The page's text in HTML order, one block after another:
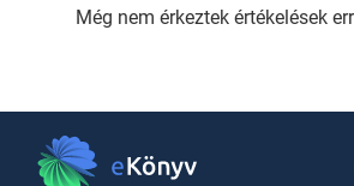
Még nem érkeztek értékelések